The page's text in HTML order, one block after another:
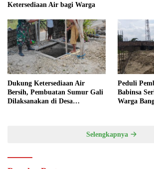
Ketersediaan Air bagi Warga
Dukung Ketersediaan Air
Bersih, Pembuatan Sumur Gali
Dilaksanakan di Desa
Peduli
Babinsa
Warga
Selengkapnya